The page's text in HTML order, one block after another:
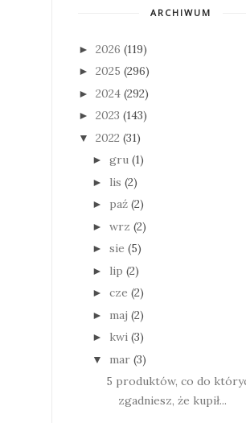
ARCHIWUM
► 2026 (119)
► 2025 (296)
► 2024 (292)
► 2023 (143)
▼ 2022 (31)
► gru (1)
► lis (2)
► paź (2)
► wrz (2)
► sie (5)
► lip (2)
► cze (2)
► maj (2)
► kwi (3)
▼ mar (3)
5 produktów, co do
zgadniesz, że kupił...